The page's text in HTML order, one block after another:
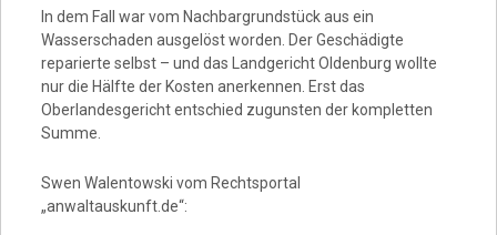
In dem Fall war vom Nachbargrundstück aus ein
Wasserschaden ausgelöst worden. Der Geschädigte
reparierte selbst – und das Landgericht Oldenburg wollte
nur die Hälfte der Kosten anerkennen. Erst das
Oberlandesgericht entschied zugunsten der kompletten
Summe.
Swen Walentowski vom Rechtsportal
„anwaltauskunft.de“: